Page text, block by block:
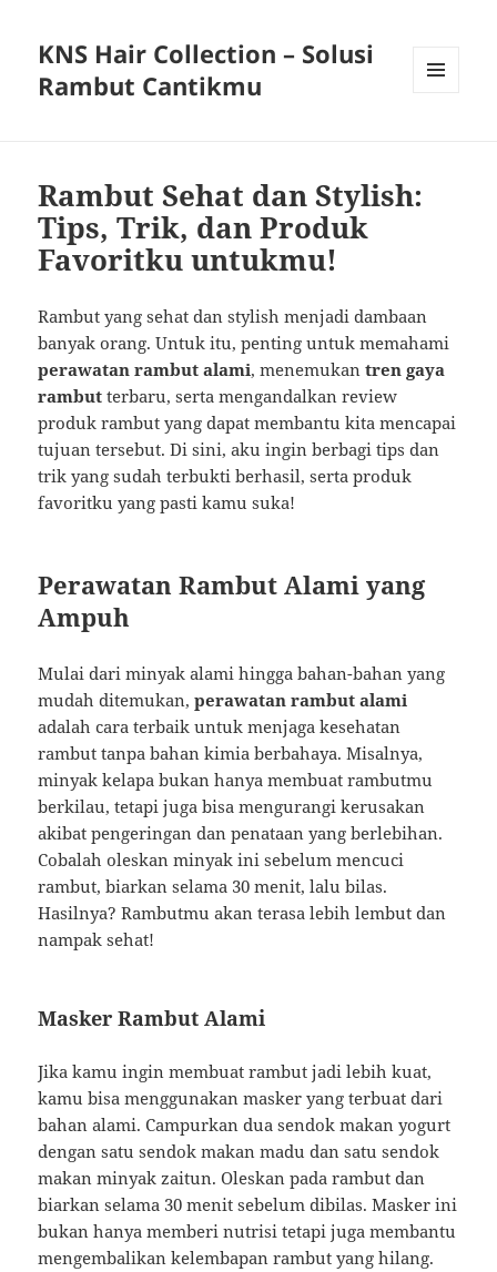
KNS Hair Collection – Solusi
Rambut Cantikmu
Rambut Sehat dan Stylish:
Tips, Trik, dan Produk
Favoritku untukmu!
Rambut yang sehat dan stylish menjadi dambaan
banyak orang. Untuk itu, penting untuk memahami
perawatan rambut alami, menemukantren gaya
rambut terbaru, serta mengandalkan review
produk rambut yang dapat membantu kita mencapai
tujuan tersebut. Di sini, aku ingin berbagi tips dan
trik yang sudah terbukti berhasil, serta produk
favoritku yang pasti kamu suka!
Perawatan Rambut Alami yang
Ampuh
Mulai dari minyak alami hingga bahan-bahan yang
mudah ditemukan,perawatan rambut alami
adalah cara terbaik untuk menjaga kesehatan
rambut tanpa bahan kimia berbahaya. Misalnya,
minyak kelapa bukan hanya membuat rambutmu
berkilau, tetapi juga bisa mengurangi kerusakan
akibat pengeringan dan penataan yang berlebihan.
Cobalah oleskan minyak ini sebelum mencuci
rambut, biarkan selama 30 menit, lalu bilas.
Hasilnya? Rambutmu akan terasa lebih lembut dan
nampak sehat!
Masker Rambut Alami
Jika kamu ingin membuat rambut jadi lebih kuat,
kamu bisa menggunakan masker yang terbuat dari
bahan alami. Campurkan dua sendok makan yogurt
dengan satu sendok makan madu dan satu sendok
makan minyak zaitun. Oleskan pada rambut dan
biarkan selama 30 menit sebelum dibilas. Masker ini
bukan hanya memberi nutrisi tetapi juga membantu
mengembalikan kelembapan rambut yang hilang.